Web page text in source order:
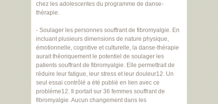
chez les adolescentes du programme de danse-
thérapie.
- Soulager les personnes souffrant de fibromyalgie. En
incluant plusieurs dimensions de nature physique,
émotionnelle, cognitive et culturelle, la danse-thérapie
aurait théoriquement le potentiel de soulager les
patients souffrant de fibromyalgie. Elle permettrait de
réduire leur fatigue, leur stress et leur douleur12. Un
seul essai contrôlé a été publié en lien avec ce
problème12. Il portait sur 36 femmes souffrant de
fibromyalgie. Aucun changement dans les